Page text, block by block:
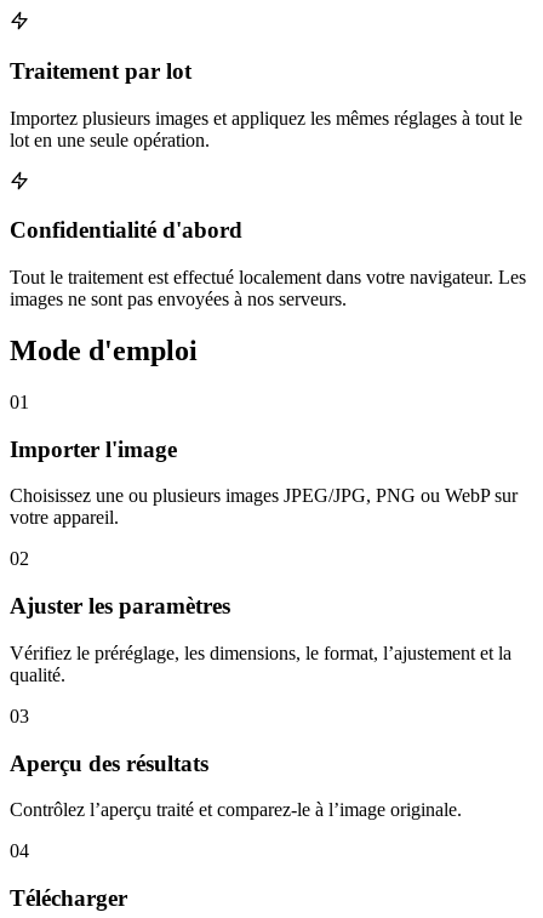
Traitement par lot
Importez plusieurs images et appliquez les mêmes réglages à tout le
lot en une seule opération.
Confidentialité d'abord
Tout le traitement est effectué localement dans votre navigateur. Les
images ne sont pas envoyées à nos serveurs.
Mode d'emploi
01
Importer l'image
Choisissez une ou plusieurs images JPEG/JPG, PNG ou WebP sur
votre appareil.
02
Ajuster les paramètres
Vérifiez le préréglage, les dimensions, le format, l’ajustement et la
qualité.
03
Aperçu des résultats
Contrôlez l’aperçu traité et comparez-le à l’image originale.
04
Télécharger